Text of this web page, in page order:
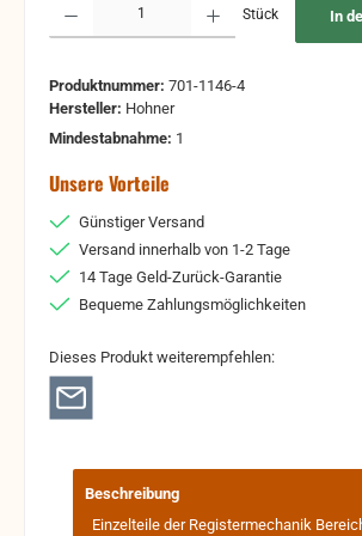
Stück In
Produktnummer: 701-1146-4
Hersteller: Hohner
Mindestabnahme: 1
Unsere Vorteile
Günstiger Versand
Versand innerhalb von 1-2 Tage
14 Tage Geld-Zurück-Garantie
Bequeme Zahlungsmöglichkeiten
Dieses Produkt weiterempfehlen:
Beschreibung
Einzelteile der Registermechanik